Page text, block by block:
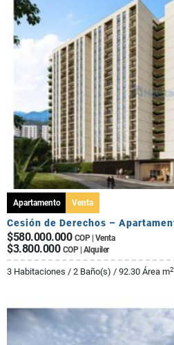
Apartamento Venta
$580.000.000 COP | Venta
$3.800.000 COP | Alquiler
3 Habitaciones / 2 Baño(s) / 92.30 Área m2